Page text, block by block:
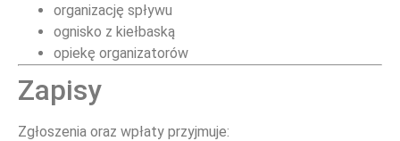
organizację spływu
ognisko z kiełbaską
opiekę organizatorów
Zapisy
Zgłoszenia oraz wpłaty przyjmuje: